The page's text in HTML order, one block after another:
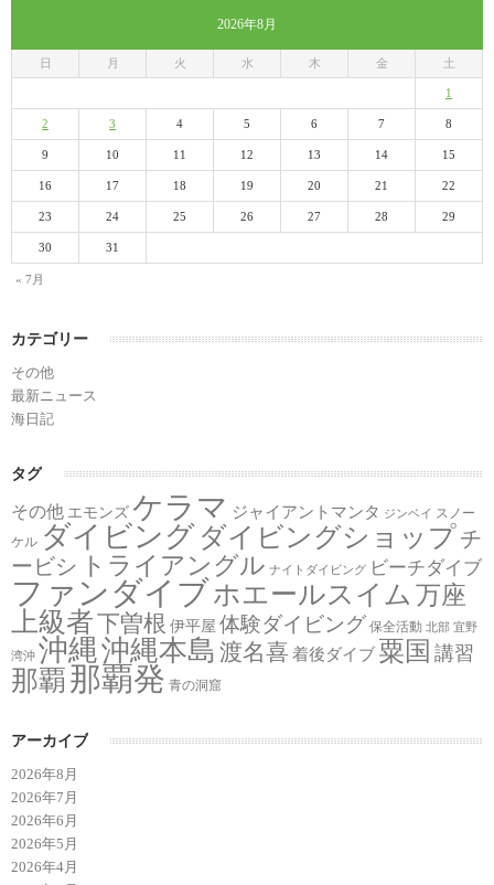
2026年8月
日 月 火 水 木 金 土
« 7月
1
2 3 4 5 6 7 8
9 10 11 12 13 14 15
16 17 18 19 20 21 22
23 24 25 26 27 28 29
30 31
カテゴリー
その他
最新ニュース
海日記
タグ
その他 エモンズ ケラマ ジャイアントマンタ ジンベイ
スノー
ケル ダイビング ダイビングショップチ
ービシ トライアングル ナイトダイビング ビーチダイブ
ファンダイブホエールスイム 万座
上級者下曽根 伊平屋 体験ダイビング 保全活動 北部 宜野
湾沖 沖縄沖縄本島 渡名喜 着後ダイブ 粟国 講習
那覇 那覇発 青の洞窟
アーカイブ
2026年8月
2026年7月
2026年6月
2026年5月
2026年4月